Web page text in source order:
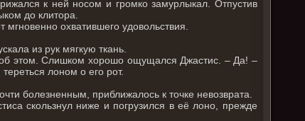
к ней носом и громко замурлыкал. Отпустив
до клитора.
охватившего удовольствия.
из рук мягкую ткань.
этом. Слишком хорошо ощущался Джастис. – Да! –
лоном о его рот.
болезненным, приближалось к точке невозврата.
скользнул ниже и погрузился в её лоно, прежде